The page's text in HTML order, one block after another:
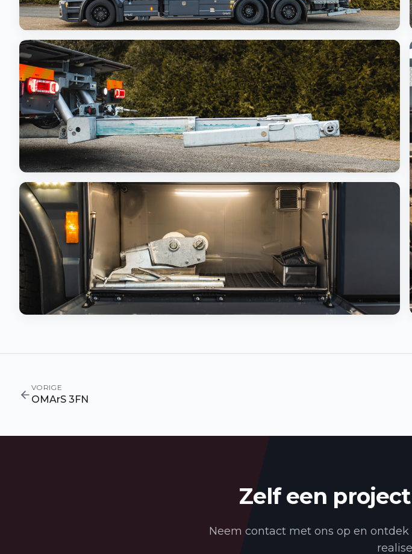
VORIGE
OMArS 3FN
Zelf een
Neem contact met ons op en